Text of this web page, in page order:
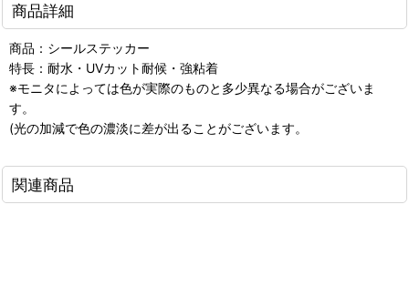
商品詳細
商品：シールステッカー
特長：耐水・UVカット耐候・強粘着
※モニタによっては色が実際のものと多少異なる場合がございま
す。
(光の加減で色の濃淡に差が出ることがございます。
関連商品